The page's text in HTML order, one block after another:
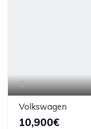
Volkswagen
10,900€